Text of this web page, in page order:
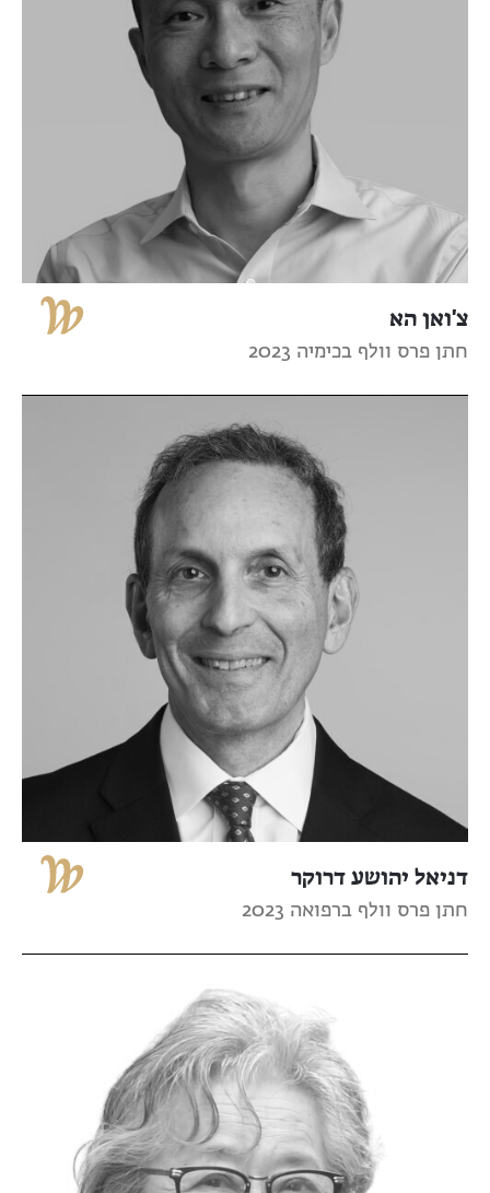
צ'ואן הא
חתן פרס וולף בכימיה 2023
דניאל יהושע דרוקר
חתן פרס וולף ברפואה 2023